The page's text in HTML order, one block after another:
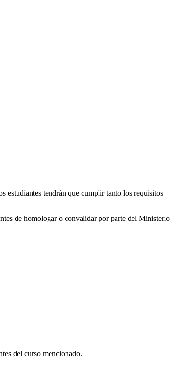
estudiantes tendrán que cumplir tanto los requisitos
de homologar o convalidar por parte del Ministerio
del curso mencionado.